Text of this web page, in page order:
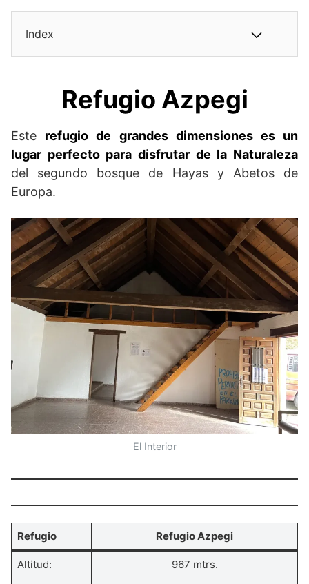
Index
Refugio Azpegi
Este refugio de grandes dimensiones es un
lugar perfecto para disfrutar de la Naturaleza
del segundo bosque de Hayas y Abetos de
Europa.
El Interior
Refugio Refugio Azpegi
Altitud: 967 mtrs.